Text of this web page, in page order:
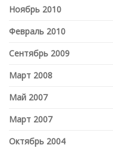
Ноябрь 2010
Февраль 2010
Сентябрь 2009
Март 2008
Май 2007
Март 2007
Октябрь 2004